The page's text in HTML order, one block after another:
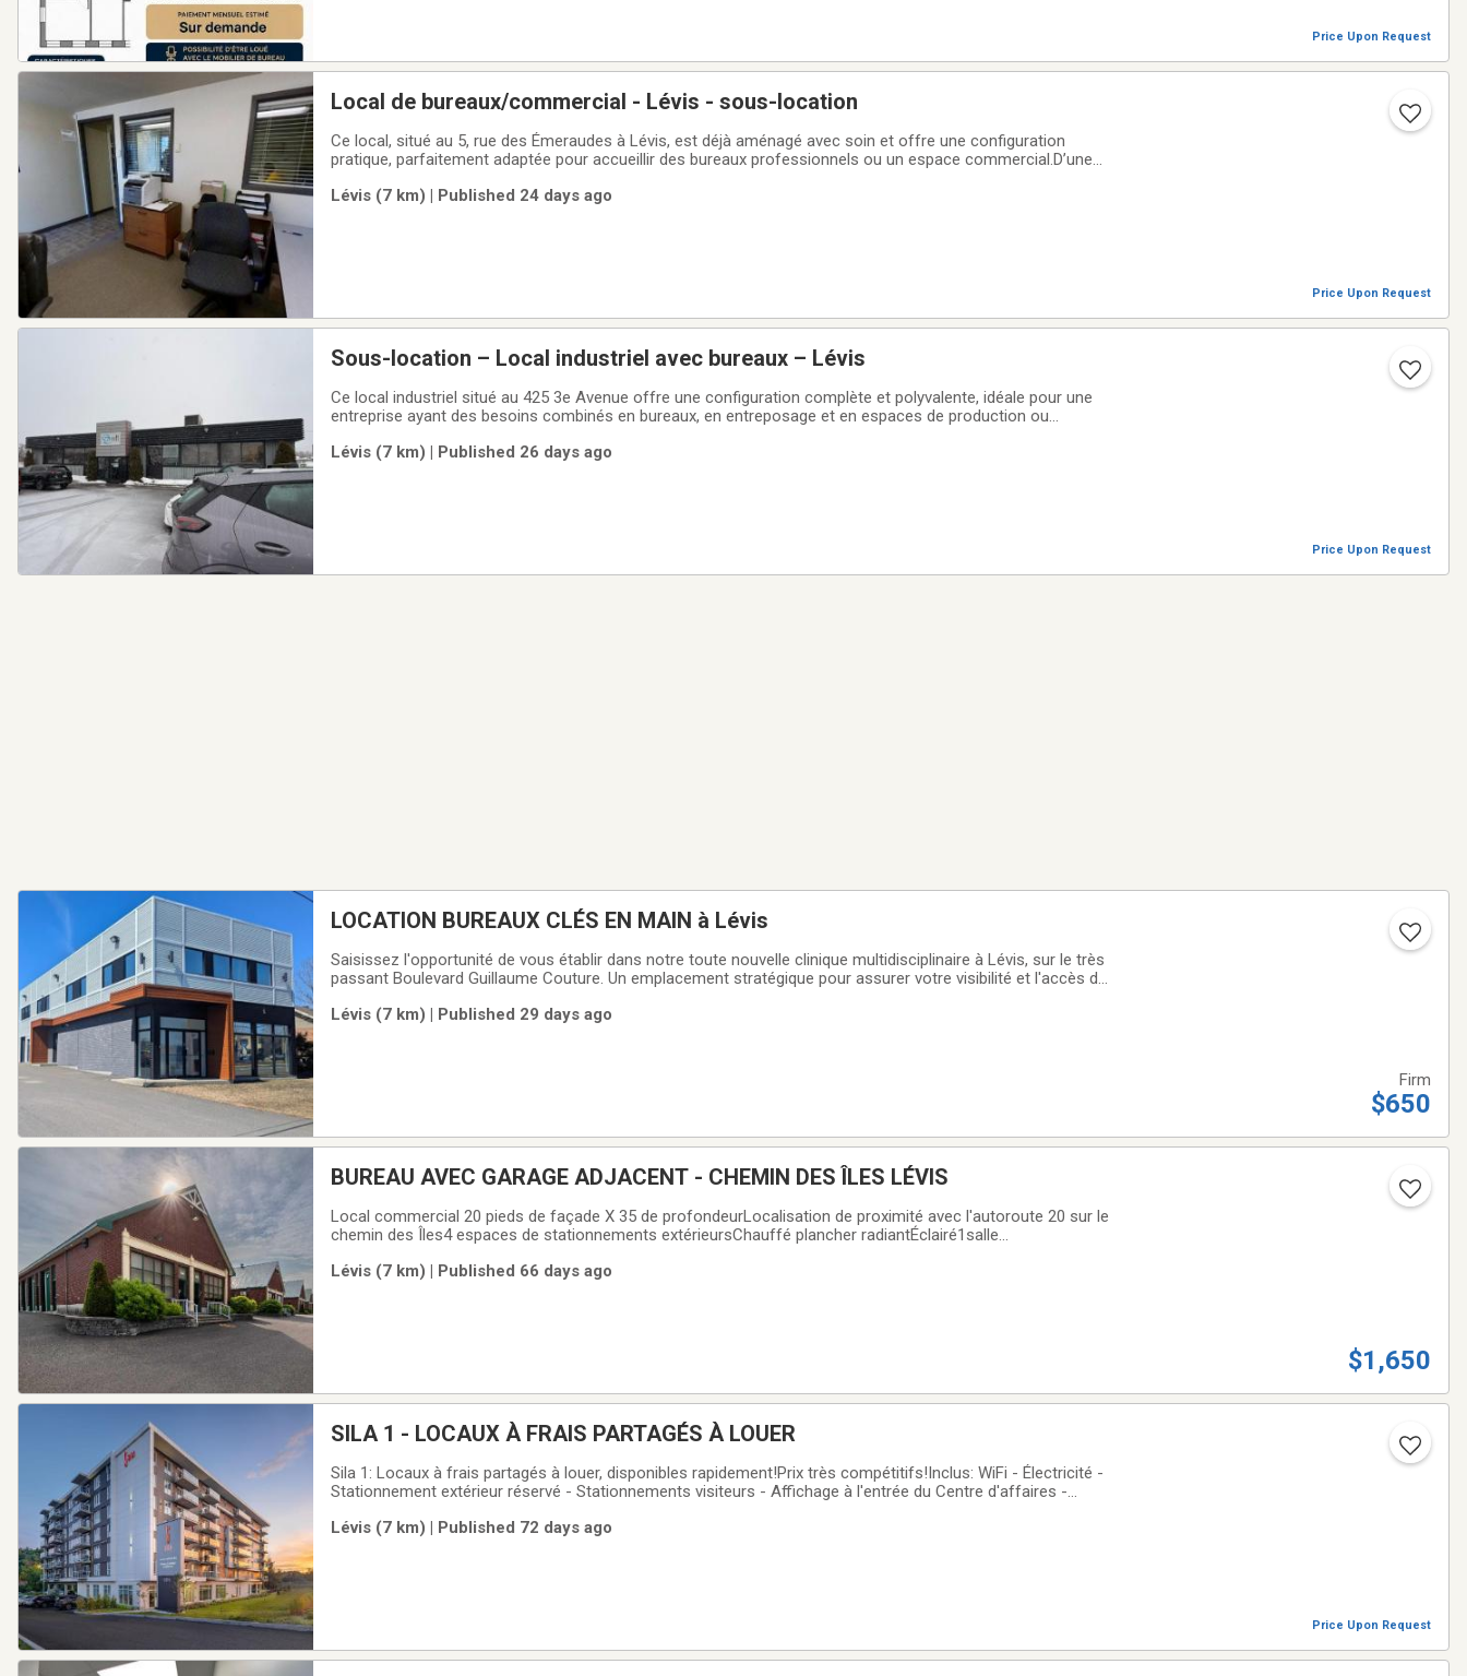
Price Upon Request
Local de bureaux/commercial - Lévis - sous-location
Ce local, situé au 5, rue des Émeraudes à Lévis, est déjà aménagé avec soin et offre une configuration
pratique, parfaitement adaptée pour accueillir des bureaux professionnels ou un espace commercial.D’une
conférence, une salle d’eau, une
Lévis (7 km) | Published 24 days ago
Price Upon Request
Sous-location – Local industriel avec bureaux – Lévis
Ce local industriel situé au 425 3e Avenue offre une configuration complète et polyvalente, idéale pour une
entreprise ayant des besoins combinés en bureaux, en entreposage et en espaces de production ou
bureaux fermés, des aires de travail,
Lévis (7 km) | Published 26 days ago
Price Upon Request
LOCATION BUREAUX CLÉS EN MAIN à Lévis
Saisissez l'opportunité de vous établir dans notre toute nouvelle clinique multidisciplinaire à Lévis, sur le très
passant Boulevard Guillaume Couture. Un emplacement stratégique pour assurer votre visibilité et l'accès de
pour les experts
Lévis (7 km) | Published 29 days ago
Firm
$650
BUREAU AVEC GARAGE ADJACENT - CHEMIN DES ÎLES LÉVIS
Local commercial 20 pieds de façade X 35 de profondeurLocalisation de proximité avec l'autoroute 20 sur le
chemin des Îles4 espaces de stationnements extérieursChauffé plancher radiantÉclairé1salle
garage adjacente (10x12) intérieur (15x20)Entreposage
Lévis (7 km) | Published 66 days ago
$1,650
SILA 1 - LOCAUX À FRAIS PARTAGÉS À LOUER
Sila 1: Locaux à frais partagés à louer, disponibles rapidement!Prix très compétitifs!Inclus: WiFi - Électricité -
Stationnement extérieur réservé - Stationnements visiteurs - Affichage à l'entrée du Centre d'affaires -
toute équipée - Gym -
Lévis (7 km) | Published 72 days ago
Price Upon Request